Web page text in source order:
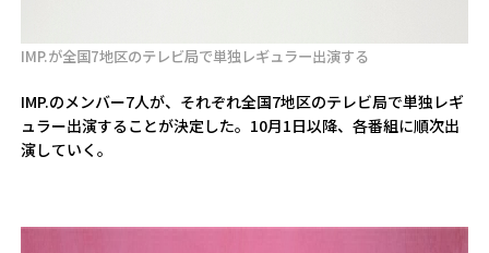
IMP.が全国7地区のテレビ局で単独レギュラー出演する
IMP.のメンバー7人が、それぞれ全国7地区のテレビ局で単独レギ
ュラー出演することが決定した。10月1日以降、各番組に順次出
演していく。